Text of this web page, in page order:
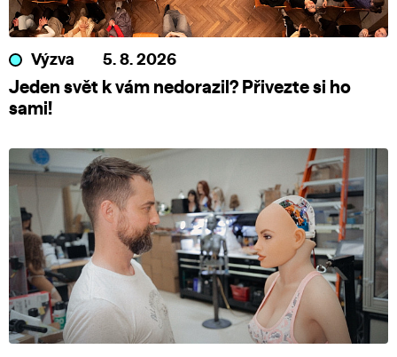
Výzva 5. 8. 2026
Jeden svět k vám nedorazil? Přivezte si ho
sami!